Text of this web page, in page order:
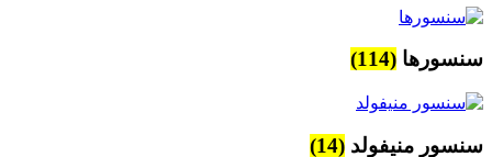
سنسورها (114)
سنسور منیفولد (14)